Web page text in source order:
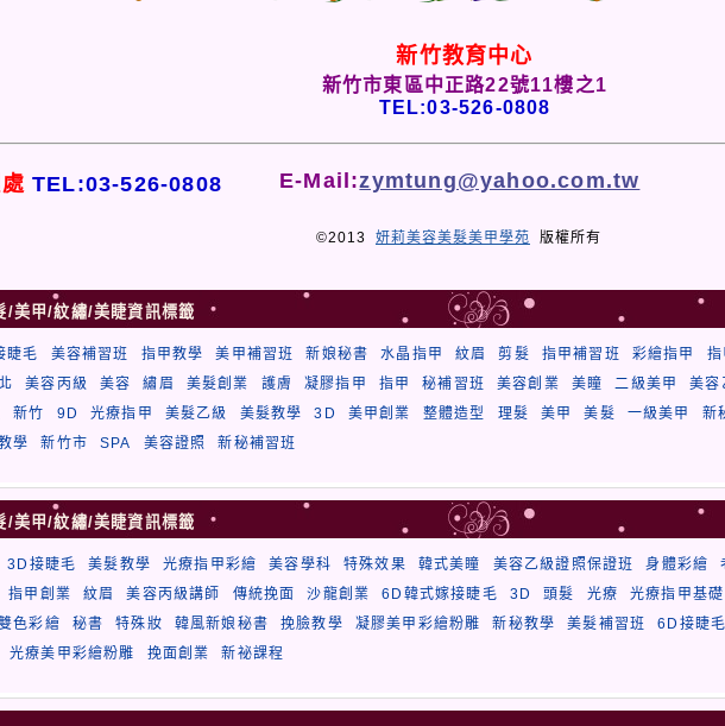
新竹教育中心
新竹市東區中正路22號11樓之1
TEL:03-526-0808
TEL:03-526-0808 E-Mail:zymtung@yahoo.com.tw
©2013 妍莉美容美髮美甲學苑 版權所有
/美甲/紋繡/美睫資訊標籤
睫毛 美容補習班 指甲教學 美甲補習班 新娘秘書 水晶指甲 紋眉 剪髮 指甲補習班 彩繪指甲
美容丙級 美容 繡眉 美髮創業 護膚 凝膠指甲 指甲 秘補習班 美容創業 美瞳 二級美甲
美容
新竹 9D 光療指甲 美髮乙級 美髮教學 3D 美甲創業 整體造型 理髮 美甲 美髮 一級美甲
新
學 新竹市 SPA 美容證照 新秘補習班
/美甲/紋繡/美睫資訊標籤
3D接睫毛 美髮教學 光療指甲彩繪 美容學科 特殊效果 韓式美瞳 美容乙級證照保證班 身體彩繪
指甲創業 紋眉 美容丙級講師 傳統挽面 沙龍創業 6D韓式嫁接睫毛 3D 頭髮 光療
光療指甲基礎
色彩繪 秘書 特殊妝 韓風新娘秘書 挽臉教學 凝膠美甲彩繪粉雕 新秘教學 美髮補習班
6D接睫
光療美甲彩繪粉雕 挽面創業 新祕課程